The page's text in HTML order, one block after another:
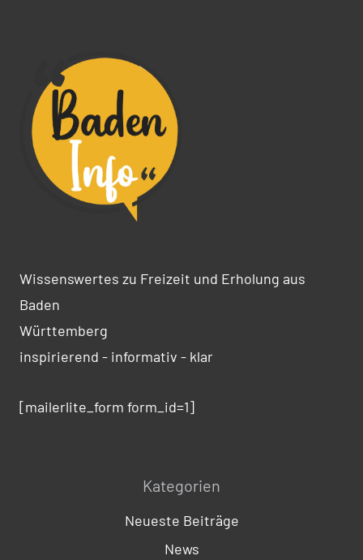
Wissenswertes zu Freizeit und Erholung aus
Baden
Württemberg
inspirierend - informativ - klar
[mailerlite_form form_id=1]
Kategorien
Neueste Beiträge
News